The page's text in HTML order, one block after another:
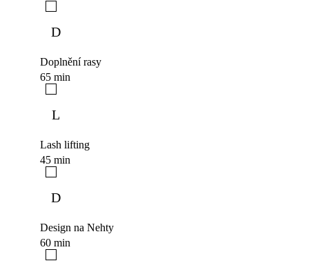
D
Doplnění rasy
65 min
L
Lash lifting
45 min
D
Design na Nehty
60 min